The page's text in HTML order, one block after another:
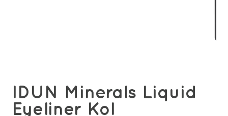
IDUN Minerals Liquid
Eyeliner Kol